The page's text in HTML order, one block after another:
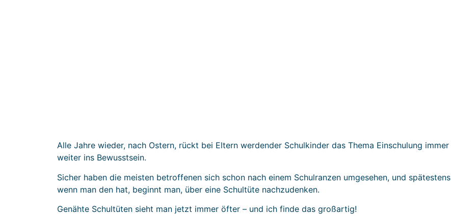
Alle Jahre wieder, nach Ostern, rückt bei Eltern werdender Schulkinder das Thema Einschulung immer
weiter ins Bewusstsein.
Sicher haben die meisten betroffenen sich schon nach einem Schulranzen umgesehen, und spätestens
wenn man den hat, beginnt man, über eine Schultüte nachzudenken.
Genähte Schultüten sieht man jetzt immer öfter – und ich finde das großartig!